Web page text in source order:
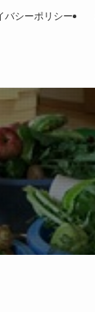
バシーポリシー